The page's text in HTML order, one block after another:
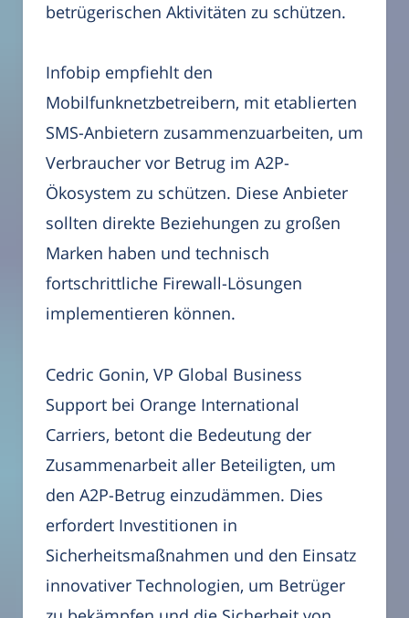
betrügerischen Aktivitäten zu schützen.
Infobip empfiehlt den
Mobilfunknetzbetreibern, mit etablierten
SMS-Anbietern zusammenzuarbeiten, um
Verbraucher vor Betrug im A2P-
Ökosystem zu schützen. Diese Anbieter
sollten direkte Beziehungen zu großen
Marken haben und technisch
fortschrittliche Firewall-Lösungen
implementieren können.
Cedric Gonin, VP Global Business
Support bei Orange International
Carriers, betont die Bedeutung der
Zusammenarbeit aller Beteiligten, um
den A2P-Betrug einzudämmen. Dies
erfordert Investitionen in
Sicherheitsmaßnahmen und den Einsatz
innovativer Technologien, um Betrüger